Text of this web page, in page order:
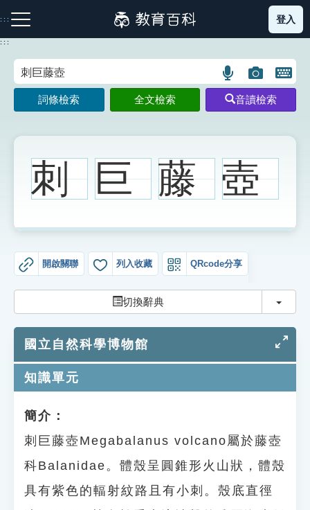
到
主
:::
注音索引圖示 筆畫索引圖示 部首索引表圖示
生字詞彙表
知識索引
單字索引
遊戲專區
登入
:::
語
言
搜
示
圖
片
搜
示
開
鍵
圖
詞條檢索 全文檢索 音讀檢索
刺 巨 藤 壺
開啟關聯 列入收藏 QRcode分享
切換辭典 切換
國立自然科學博物館
知識單元
簡介：
刺巨藤壺Megabalanus volcano屬於藤壺
科Balanidae。體殼呈圓錐形火山狀，體殼
具有紫色的輻射紋路且有小刺。殼底直徑